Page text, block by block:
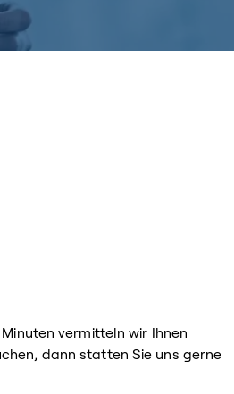
vermitteln wir Ihnen
dann statten Sie uns gerne